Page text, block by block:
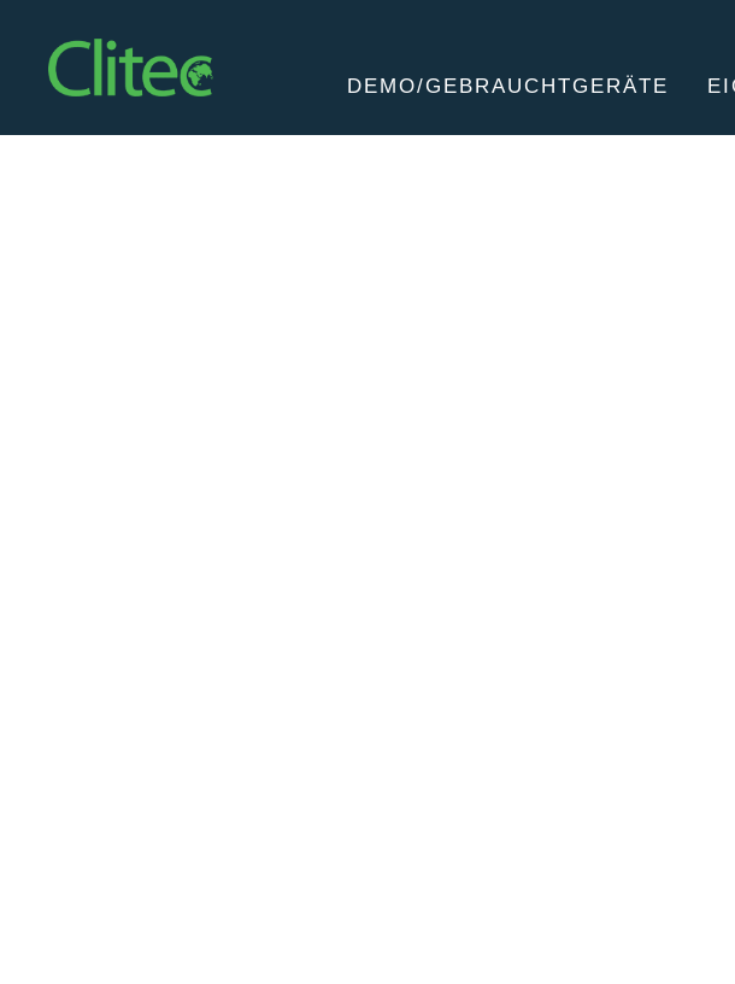
Startseite
DEMO/GEBRAUCHTGERÄTE